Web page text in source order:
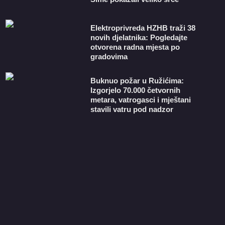
​Elektroprivreda HZHB traži 38
novih djelatnika: Pogledajte
otvorena radna mjesta po
gradovima
Buknuo požar u Ružićima:
Izgorjelo 70.000 četvornih
metara, vatrogasci i mještani
stavili vatru pod nadzor